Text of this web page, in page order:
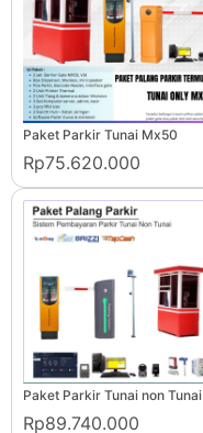
Paket Parkir Tunai Mx50
Rp75.620.000
Paket Parkir Tunai non Tunai
Rp89.740.000